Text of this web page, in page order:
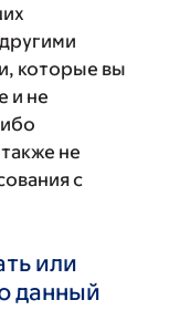
которые вы
и не
не
с
или
данный